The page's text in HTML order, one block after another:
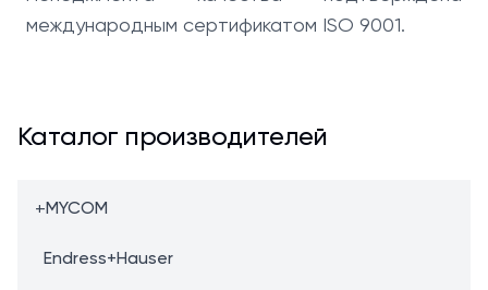
международным сертификатом ISO 9001.
Каталог производителей
+MYCOM
Endress+Hauser